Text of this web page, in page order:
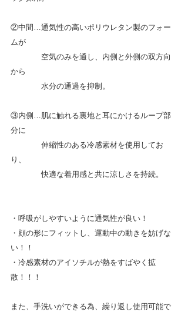
②中間…通気性の高いポリウレタン製のフォー
ムが
空気のみを通し、内側と外側の双方向
から
水分の通過を抑制。
③内側…肌に触れる裏地と耳にかけるループ部
分に
伸縮性のある冷感素材を使用してお
り、
快適な着用感と共に涼しさを持続。
・呼吸がしやすいように通気性が良い！
・顔の形にフィットし、運動中の動きを妨げな
い！！
・冷感素材のアイソチルが熱をすばやく拡
散！！！
また、手洗いができる為、繰り返し使用可能で